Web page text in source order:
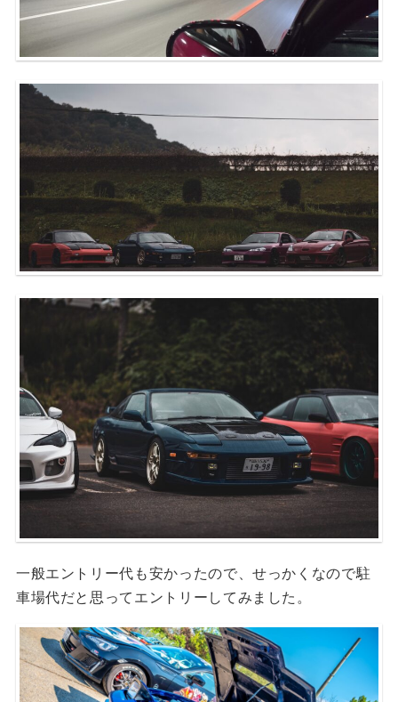
一般エントリー代も安かったので、せっかくなので駐
車場代だと思ってエントリーしてみました。